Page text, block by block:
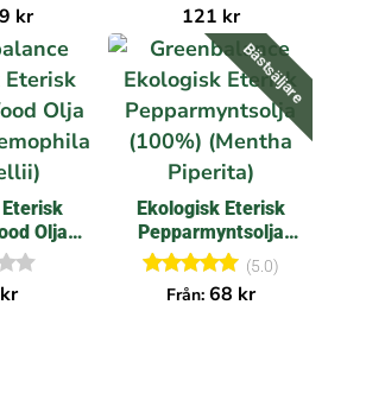
kr
Betygsatt
5.00
av 5
121 kr
Olja
kr
Bästsäljare
Ekologisk Eterisk
Pepparmyntsolja
(100%)
Betygsatt
(5.0)
Från: 68 kr